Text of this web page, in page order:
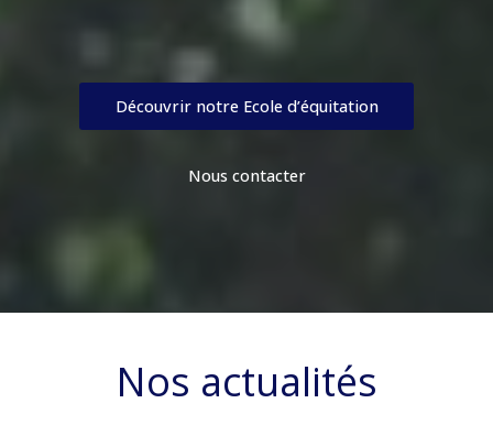
Découvrir notre Ecole d’équitation
Nous contacter
Nos actualités